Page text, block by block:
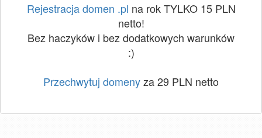
Rejestracja domen .pl na rok TYLKO 15 PLN
netto!
Bez haczyków i bez dodatkowych warunków
:)
Przechwytuj domenyza 29 PLN netto